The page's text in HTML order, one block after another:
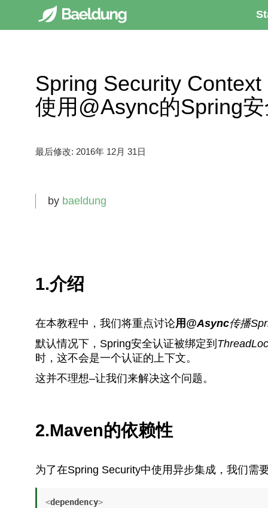
Spring Security
使用@Async的Spring
最后修改: 2016年 12月 31日
by baeldung
1.介绍
在本教程中，我们将重点讨论用 @Async传播
默认情况下，Spring安全认证被绑定到
时，这不会是一个认证的上下文。
这并不理想–让我们来解决这个问题。
2.Maven的依赖性
为了在Spring Security中使用异步集成，我们需
<dependency>